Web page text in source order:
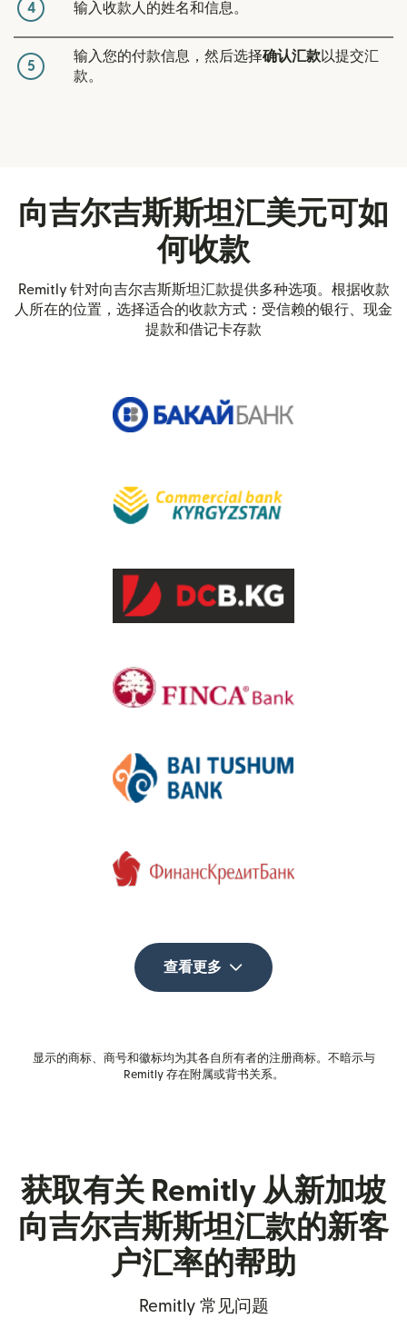
4 输入收款人的姓名和信息。
5
输入您的付款信息，然后选择确认汇款以提交汇
款。
向吉尔吉斯斯坦汇美元可如
何收款
Remitly 针对向吉尔吉斯斯坦汇款提供多种选项。根据收款
人所在的位置，选择适合的收款方式：受信赖的银行、现金
提款和借记卡存款
查看更多
显示的商标、商号和徽标均为其各自所有者的注册商标。不暗示与
Remitly 存在附属或背书关系。
获取有关 Remitly 从新加坡
向吉尔吉斯斯坦汇款的新客
户汇率的帮助
Remitly 常见问题